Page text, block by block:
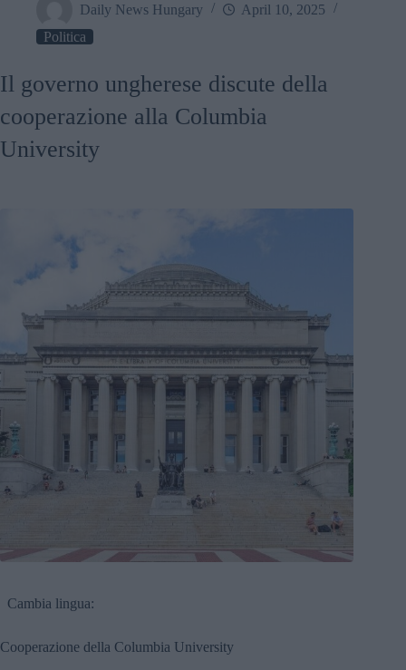
Daily News Hungary
April 10, 2025
Politica
Il governo ungherese discute della
cooperazione alla Columbia
University
Cambia lingua:
Cooperazione della Columbia University